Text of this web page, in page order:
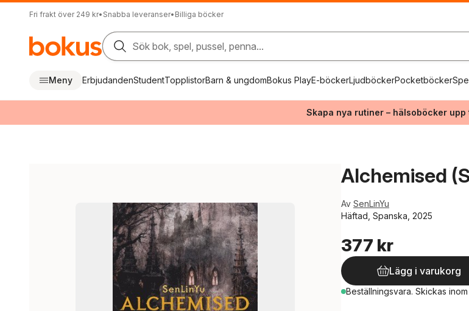
Fri frakt över 249 kr• Snabba leveranser• Billiga böcker
Sök bok, spel, pussel, penna...
Meny ErbjudandenStudentTopplistorBarn & ungdomBokus PlayE-böckerLjudböckerPocketböcker
Skapa nya rutiner – hälsoböcker
Alchemised
Av SenLinYu
Häftad, Spanska, 2025
377 kr
Lägg i varukorg
Beställningsvara. Skickas